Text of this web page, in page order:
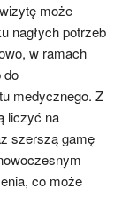
może
nagłych potrzeb
w ramach
do
medycznego. Z
liczyć na
szerszą gamę
co może